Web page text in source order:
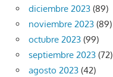
diciembre 2023 (89)
noviembre 2023 (89)
octubre 2023 (99)
septiembre 2023 (72)
agosto 2023 (42)